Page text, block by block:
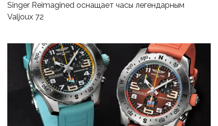
Singer Reimagined оснащает часы легендарным
Valjoux 72